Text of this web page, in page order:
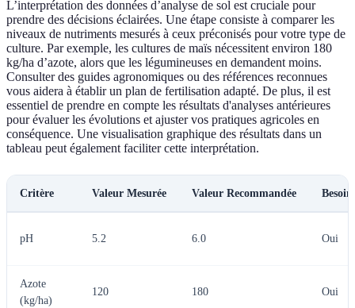
L’interprétation des données d’analyse de sol est cruciale pour
prendre des décisions éclairées. Une étape consiste à comparer les
niveaux de nutriments mesurés à ceux préconisés pour votre type de
culture. Par exemple, les cultures de maïs nécessitent environ 180
kg/ha d’azote, alors que les légumineuses en demandent moins.
Consulter des guides agronomiques ou des références reconnues
vous aidera à établir un plan de fertilisation adapté. De plus, il est
essentiel de prendre en compte les résultats d'analyses antérieures
pour évaluer les évolutions et ajuster vos pratiques agricoles en
conséquence. Une visualisation graphique des résultats dans un
tableau peut également faciliter cette interprétation.
Critère Valeur Mesurée Valeur Recommandée
pH 5.2 6.0 Oui
Azote
(kg/ha)
120 180 Oui